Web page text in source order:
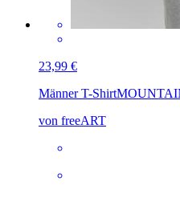
23,99 €
Männer T-Shirt
von freeART